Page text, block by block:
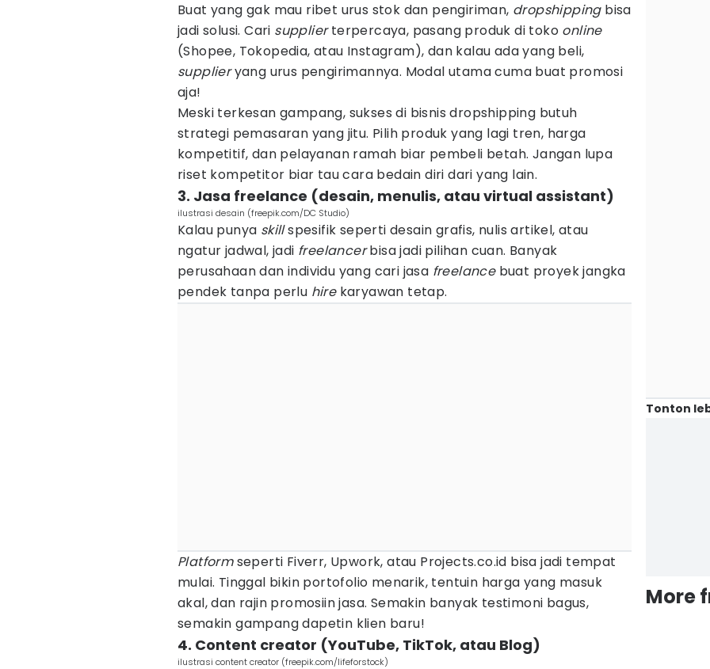
Buat yang gak mau ribet urus stok dan pengiriman, dropshippingbisa
jadi solusi. Cari supplierterpercaya, pasang produk di toko online
(Shopee, Tokopedia, atau Instagram), dan kalau ada yang beli,
supplieryang urus pengirimannya. Modal utama cuma buat promosi
aja!
Meski terkesan gampang, sukses di bisnis dropshipping butuh
strategi pemasaran yang jitu. Pilih produk yang lagi tren, harga
kompetitif, dan pelayanan ramah biar pembeli betah. Jangan lupa
riset kompetitor biar tau cara bedain diri dari yang lain.
3. Jasa freelance (desain, menulis, atau virtual assistant)
ilustrasi desain (freepik.com/DC Studio)
Kalau punya skillspesifik seperti desain grafis, nulis artikel, atau
ngatur jadwal, jadi freelancerbisa jadi pilihan cuan. Banyak
perusahaan dan individu yang cari jasa freelancebuat proyek jangka
pendek tanpa perlu hirekaryawan tetap.
Platformseperti Fiverr, Upwork, atau Projects.co.id bisa jadi tempat
mulai. Tinggal bikin portofolio menarik, tentuin harga yang masuk
akal, dan rajin promosiin jasa. Semakin banyak testimoni bagus,
semakin gampang dapetin klien baru!
4. Content creator (YouTube, TikTok, atau Blog)
ilustrasi content creator (freepik.com/lifeforstock)
Tonton
More